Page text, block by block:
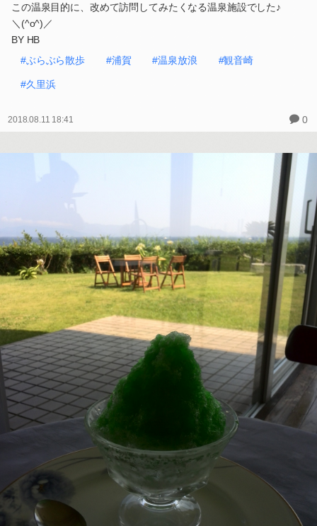
この温泉目的に、改めて訪問してみたくなる温泉施設でした♪
＼(^o^)／
BY HB
#ぶらぶら散歩
#浦賀 #温泉放浪 #観音崎
#久里浜
2018.08.11 18:41 0